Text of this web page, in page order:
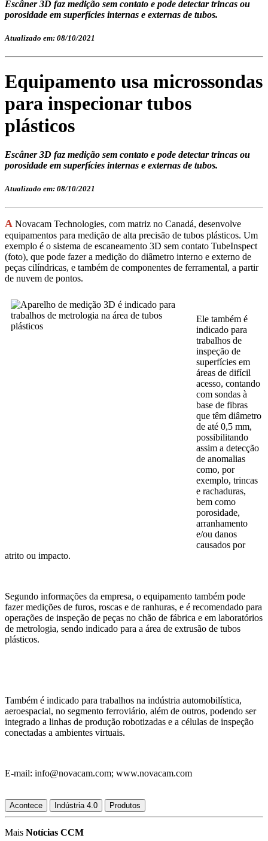
Escâner 3D faz medição sem contato e pode detectar trincas ou
porosidade em superfícies internas e externas de tubos.
Atualizado em: 08/10/2021
Equipamento usa microssondas
para inspecionar tubos
plásticos
Escâner 3D faz medição sem contato e pode detectar trincas ou
porosidade em superfícies internas e externas de tubos.
Atualizado em: 08/10/2021
A Novacam Technologies, com matriz no Canadá, desenvolve
equipamentos para medição de alta precisão de tubos plásticos. Um
exemplo é o sistema de escaneamento 3D sem contato TubeInspect
(foto), que pode fazer a medição do diâmetro interno e externo de
peças cilíndricas, e também de componentes de ferramental, a partir
de nuvem de pontos.
Ele também é
indicado para
trabalhos de
inspeção de
superfícies em
áreas de difícil
acesso, contando
com sondas à
base de fibras
que têm diâmetro
de até 0,5 mm,
possibilitando
assim a detecção
de anomalias
como, por
exemplo, trincas
e rachaduras,
bem como
porosidade,
arranhamento
e/ou danos
causados por
atrito ou impacto.
Segundo informações da empresa, o equipamento também pode
fazer medições de furos, roscas e de ranhuras, e é recomendado para
operações de inspeção de peças no chão de fábrica e em laboratórios
de metrologia, sendo indicado para a área de extrusão de tubos
plásticos.
Também é indicado para trabalhos na indústria automobilística,
aeroespacial, no segmento ferroviário, além de outros, podendo ser
integrado a linhas de produção robotizadas e a células de inspeção
conectadas a ambientes virtuais.
E-mail: info@novacam.com; www.novacam.com
Acontece Indústria 4.0 Produtos
Mais Notícias CCM